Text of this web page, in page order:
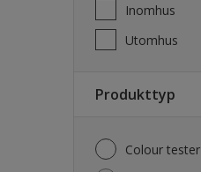
Inomhus
Utomhus
Produkttyp
Colour tester